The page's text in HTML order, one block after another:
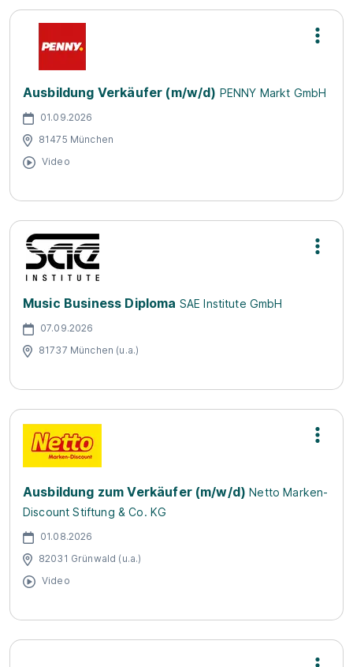
Ausbildung Verkäufer (m/w/d) PENNY Markt GmbH
01.09.2026
81475 München
Video
Music Business Diploma SAE Institute GmbH
07.09.2026
81737 München (u.a.)
Ausbildung zum Verkäufer (m/w/d) Netto Marken-
Discount Stiftung & Co. KG
01.08.2026
82031 Grünwald (u.a.)
Video